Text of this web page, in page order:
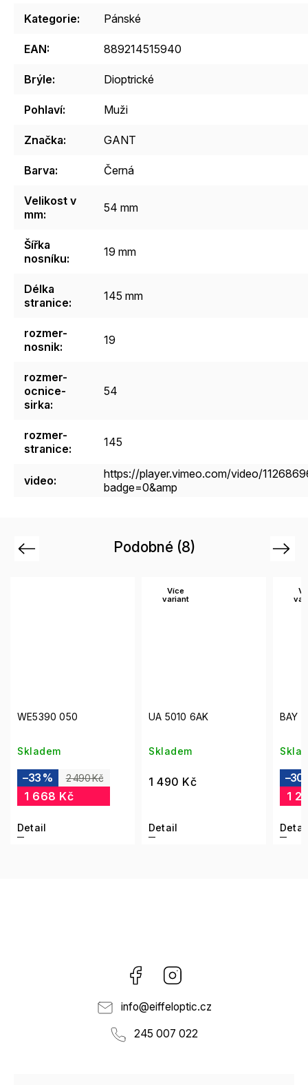
Kategorie: Pánské
EAN: 889214515940
Brýle: Dioptrické
Pohlaví: Muži
Značka: GANT
Barva: Černá
Velikost v
mm: 54 mm
Šířka
nosníku: 19 mm
Délka
stranice: 145 mm
rozmer-
nosnik: 19
rozmer-
ocnice-
sirka:
54
rozmer-
stranice: 145
video:
https://player.vimeo.com/video/
badge=0&amp
Podobné (8)
Previous
WE5390 050
Skladem
2 490 Kč
–33 %
1 668 Kč
Detail
Více
variant
UA 5010 6AK
Skladem
1 490 Kč
Detail
BAY
–30
1
Next
Facebook
info@eiffeloptic.cz
245 007 022